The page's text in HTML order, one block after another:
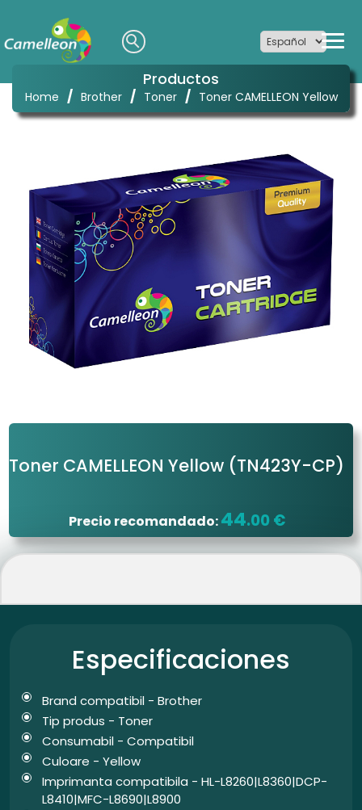
Productos
Home / Brother / Toner / Toner CAMELLEON Yellow
Toner CAMELLEON Yellow (TN423Y-CP)
Precio recomandado:44.00 €
Especificaciones
Brand compatibil - Brother
Tip produs - Toner
Consumabil - Compatibil
Culoare - Yellow
Imprimanta compatibila - HL-L8260|L8360|DCP-
L8410|MFC-L8690|L8900